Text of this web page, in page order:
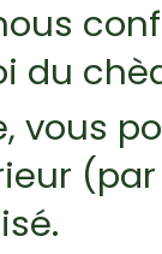
du
vous